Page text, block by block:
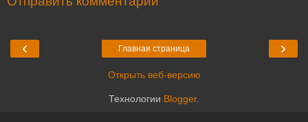
‹ ›
Главная страница
Открыть веб-версию
Технологии Blogger.